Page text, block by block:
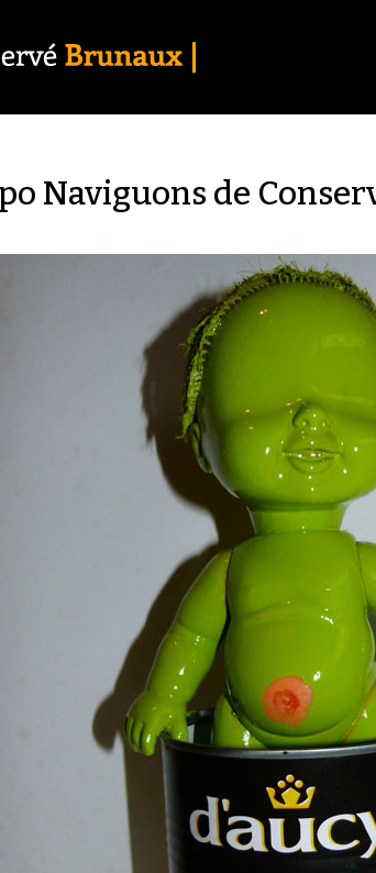
Naviguons de